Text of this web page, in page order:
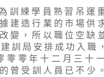
訓 練 學 員 熟 習 吊 運
建 造 行 業 的 市 場 供
變 ， 所 以 職 位 空 缺
訓 局 安 排 成 功 入 職
零 零 年 十 二 月 三 十
曾 受 訓 人 員 已 不 少